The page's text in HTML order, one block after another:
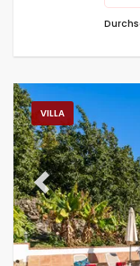
VILLA
Previous